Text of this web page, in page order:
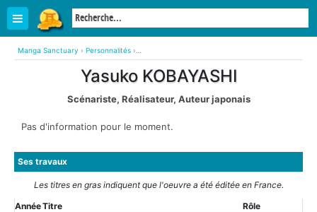
Manga Sanctuary › Personnalités ›
Yasuko KOBAYASHI (Scénariste, Réalisateur, Auteur japonais)
Yasuko KOBAYASHI
Scénariste, Réalisateur, Auteur japonais
Pas d'information pour le moment.
Ses travaux
Les titres en gras indiquent que l'oeuvre a été éditée en France.
AnnéeTitre
Rôle